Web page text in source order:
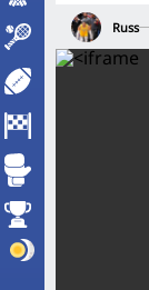
Russ